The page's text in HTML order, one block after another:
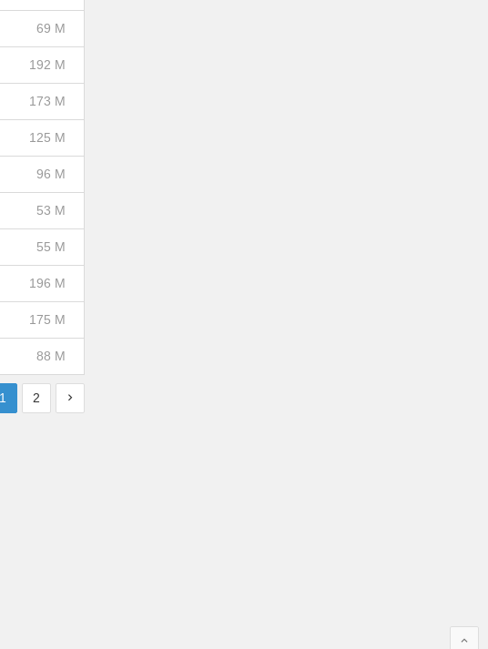
69 M
192 M
173 M
125 M
96 M
53 M
55 M
196 M
175 M
88 M
1 2